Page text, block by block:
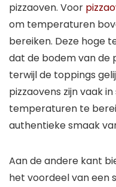
pizzaoven. Voor
om temperaturen
bereiken. Deze hoge
dat de bodem van de
terwijl de toppings
pizzaovens zijn vaak
temperaturen te
authentieke smaak
Aan de andere kant
het voordeel van een